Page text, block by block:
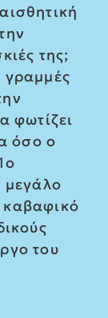
της;
γραμμές
φωτίζει
όσο ο
μεγάλο
καβαφικό
του